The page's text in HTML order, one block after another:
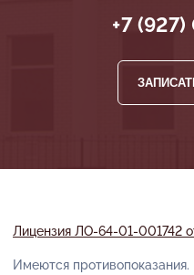
+7
Лицензия ЛО-64-01-001742
Имеются